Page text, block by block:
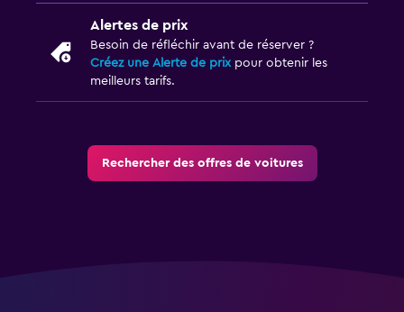
Alertes de prix
Besoin de réfléchir avant de réserver ?
Créez une Alerte de prixpour obtenir les
meilleurs tarifs.
Rechercher des offres de voitures